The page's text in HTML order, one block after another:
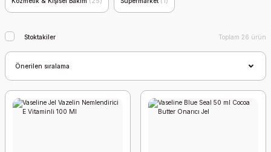
Stoktakiler Toplam 26 ürün